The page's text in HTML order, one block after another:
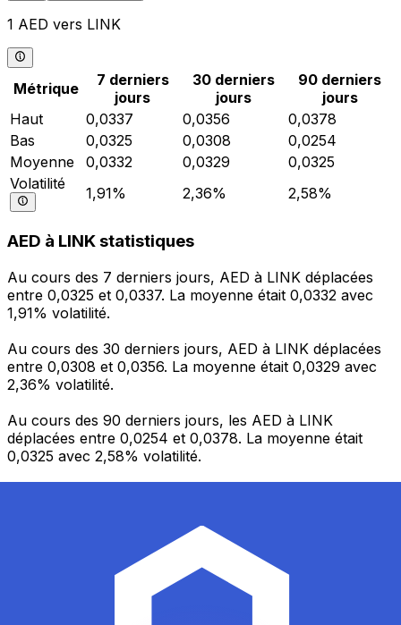
1 AED vers LINK
Métrique
7 derniers
jours
30 derniers
jours
90 derniers
jours
Haut
0,0337 0,0356
0,0378
Bas
0,0325 0,0308
0,0254
Moyenne
0,0332 0,0329
0,0325
Volatilité
1,91% 2,36% 2,58%
AED à LINK statistiques
Au cours des 7 derniers jours, AED à LINK déplacées
entre 0,0325 et 0,0337. La moyenne était 0,0332 avec
1,91% volatilité.
Au cours des 30 derniers jours, AED à LINK déplacées
entre 0,0308 et 0,0356. La moyenne était 0,0329 avec
2,36% volatilité.
Au cours des 90 derniers jours, les AED à LINK
déplacées entre 0,0254 et 0,0378. La moyenne était
0,0325 avec 2,58% volatilité.
Gérez votre argent et vos devises lorsque vous
êtes en déplacement
L'application Xe réunit toutes les fonctionnalités
nécessaires pour vos transferts d'argent internationaux